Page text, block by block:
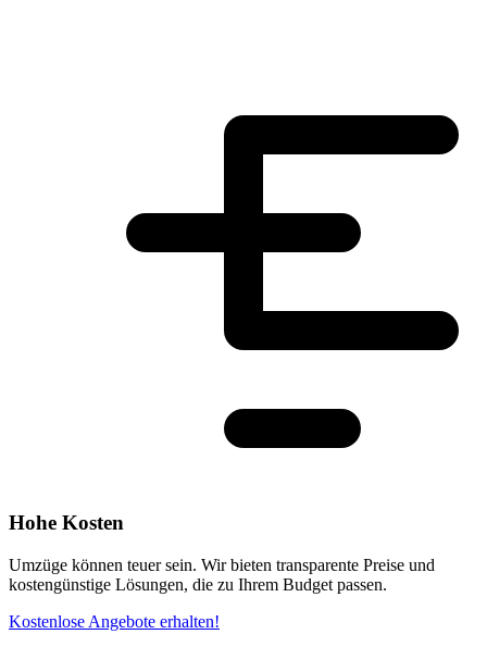
Hohe Kosten
Umzüge können teuer sein. Wir bieten transparente Preise und
kostengünstige Lösungen, die zu Ihrem Budget passen.
Kostenlose Angebote erhalten!